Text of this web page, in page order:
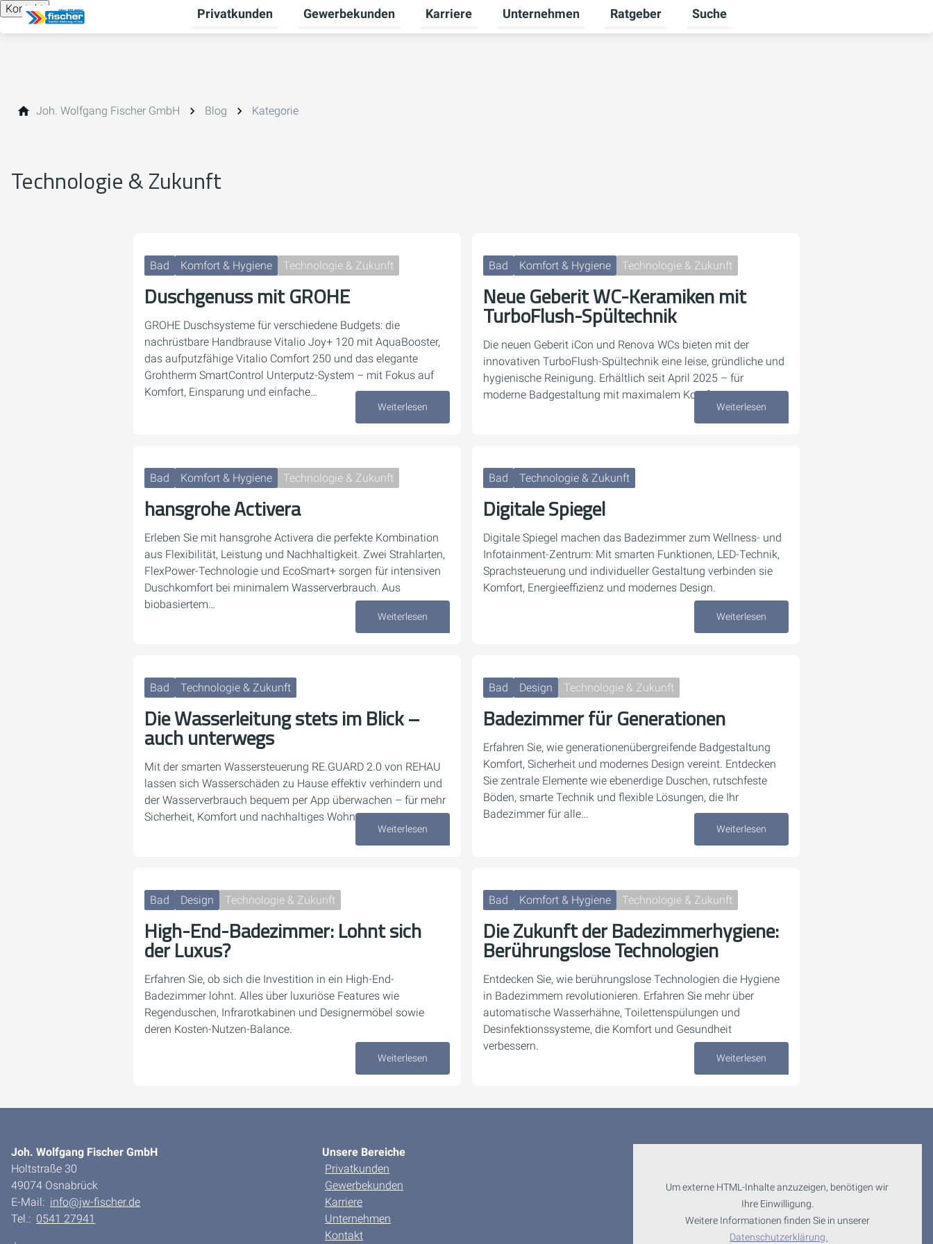
Kontakt Privatkunden
Untermenü für Privatkunden umschalten
Gewerbekunden
Untermenü für Gewerbekunden umschalten
Karriere
Untermenü für Karriere umschalten
Unternehmen
Untermenü für Unternehmen umschalten
Ratgeber
Untermenü für Ratgeber umschalten
Suche
Joh. Wolfgang Fischer GmbH Blog Kategorie
Technologie & Zukunft
Bad Komfort & Hygiene Technologie & Zukunft
Duschgenuss mit GROHE
GROHE Duschsysteme für verschiedene Budgets: die
nachrüstbare Handbrause Vitalio Joy+ 120 mit AquaBooster,
das aufputzfähige Vitalio Comfort 250 und das elegante
Grohtherm SmartControl Unterputz-System – mit Fokus auf
Komfort, Einsparung und einfache…
Weiterlesen
Bad Komfort & Hygiene Technologie & Zukunft
Neue Geberit WC-Keramiken mit
TurboFlush-Spültechnik
Die neuen Geberit iCon und Renova WCs bieten mit der
innovativen TurboFlush-Spültechnik eine leise, gründliche und
hygienische Reinigung. Erhältlich seit April 2025 – für
moderne Badgestaltung mit maximalem Komfort.
Weiterlesen
Bad Komfort & Hygiene Technologie & Zukunft
hansgrohe Activera
Erleben Sie mit hansgrohe Activera die perfekte Kombination
aus Flexibilität, Leistung und Nachhaltigkeit. Zwei Strahlarten,
FlexPower-Technologie und EcoSmart+ sorgen für intensiven
Duschkomfort bei minimalem Wasserverbrauch. Aus
biobasiertem…
Weiterlesen
Bad Technologie & Zukunft
Digitale Spiegel
Digitale Spiegel machen das Badezimmer zum Wellness- und
Infotainment-Zentrum: Mit smarten Funktionen, LED-Technik,
Sprachsteuerung und individueller Gestaltung verbinden sie
Komfort, Energieeffizienz und modernes Design.
29. September 2025
Weiterlesen
Bad Technologie & Zukunft
Die Wasserleitung stets im Blick –
auch unterwegs
Mit der smarten Wassersteuerung RE.GUARD 2.0 von REHAU
lassen sich Wasserschäden zu Hause effektiv verhindern und
der Wasserverbrauch bequem per App überwachen – für mehr
Sicherheit, Komfort und nachhaltiges Wohn
Weiterlesen
Bad Design Technologie & Zukunft
Badezimmer für Generationen
Erfahren Sie, wie generationenübergreifende Badgestaltung
Komfort, Sicherheit und modernes Design vereint. Entdecken
Sie zentrale Elemente wie ebenerdige Duschen, rutschfeste
Böden, smarte Technik und flexible Lösungen, die Ihr
Badezimmer für alle…
Weiterlesen
Bad Design Technologie & Zukunft
High-End-Badezimmer: Lohnt sich
der Luxus?
Erfahren Sie, ob sich die Investition in ein High-End-
Badezimmer lohnt. Alles über luxuriöse Features wie
Regenduschen, Infrarotkabinen und Designermöbel sowie
deren Kosten-Nutzen-Balance.
16. November 2024
Weiterlesen
Bad Komfort & Hygiene Technologie & Zukunft
Die Zukunft der Badezimmerhygiene:
Berührungslose Technologien
Entdecken Sie, wie berührungslose Technologien die Hygiene
in Badezimmern revolutionieren. Erfahren Sie mehr über
automatische Wasserhähne, Toilettenspülungen und
Desinfektionssysteme, die Komfort und Gesundheit
verbessern.
Weiterlesen
Joh. Wolfgang Fischer GmbH
Holtstraße 30
49074 Osnabrück
E-Mail: info@jw-fischer.de
Tel.: 0541 27941
Unsere Bereiche
Privatkunden
Gewerbekunden
Karriere
Unternehmen
Kontakt
Um externe HTML-Inhalte anzuzeigen, benötigen wir
Ihre Einwilligung.
Weitere Informationen finden Sie in unserer
Datenschutzerklärung.